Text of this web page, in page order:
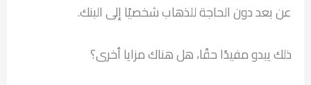
عن بعد دون الحاجة للذهاب شخصيًا إلى البنك.
ذلك يبدو مفيدًا حقًا، هل هناك مزايا أخرى؟